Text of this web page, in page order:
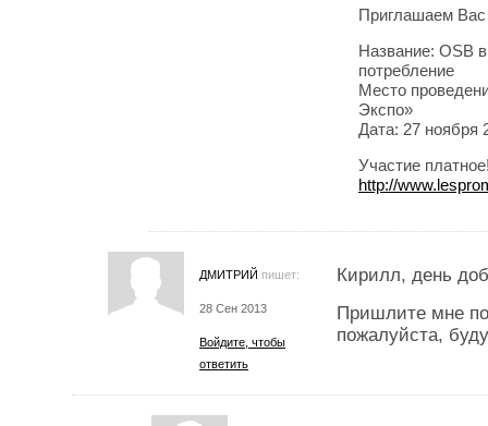
Приглашаем Вас
Название: OSB
потребление
Место
Экспо»
Дата: 27 ноября
Участие
http://
ДМИТРИЙ пишет:
28 Сен 2013
Войдите, чтобы
ответить
Кирилл, день
Пришлите мне
пожалуйста,